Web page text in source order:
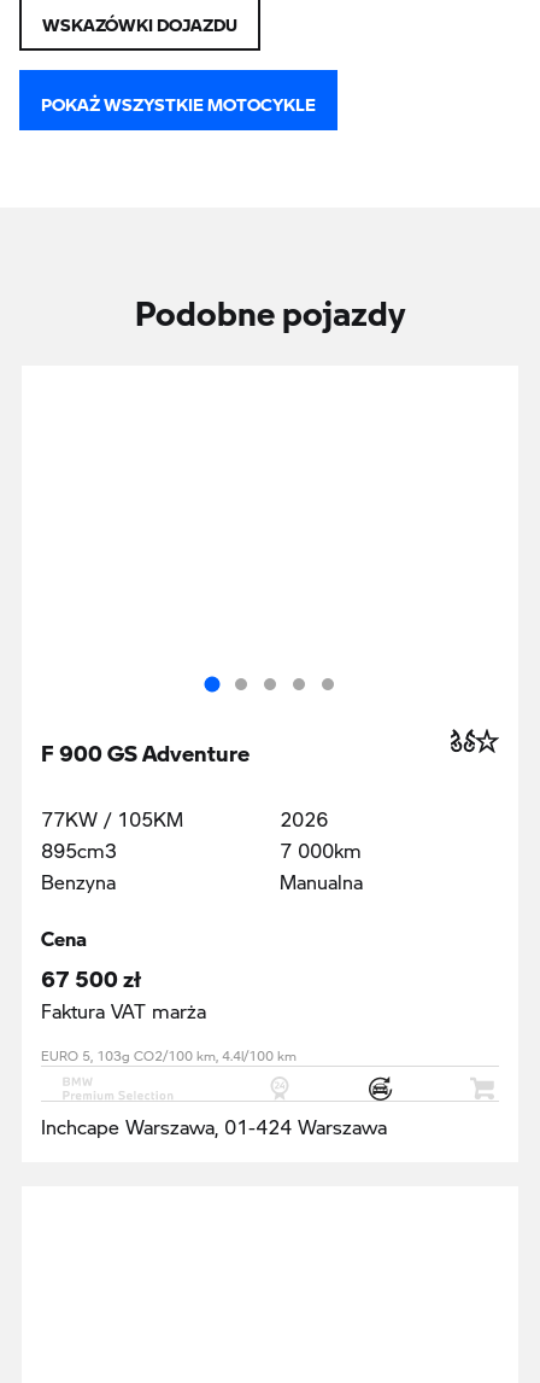
WSKAZÓWKI DOJAZDU
POKAŻ WSZYSTKIE MOTOCYKLE
Podobne pojazdy
F 900 GS Adventure
77KW / 105KM
895cm3
Benzyna
2026
7 000km
Manualna
Cena
67 500 zł
Faktura VAT marża
EURO 5, 103g CO2/100 km, 4.4l/100 km
Inchcape Warszawa, 01-424 Warszawa